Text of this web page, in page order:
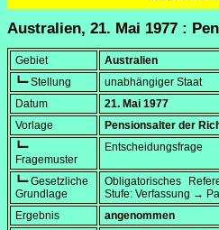
Australien, 21. Mai 1977 :
Gebiet
Australien
┗━ Stellung
unabhängiger Staat
Datum
21. Mai 1977
Vorlage
Pensionsalter der
┗━
Fragemuster
Entscheidungsfrage
┗━ Gesetzliche
Grundlage
Obligatorisches
Stufe: Verfassung →
Ergebnis
angenommen